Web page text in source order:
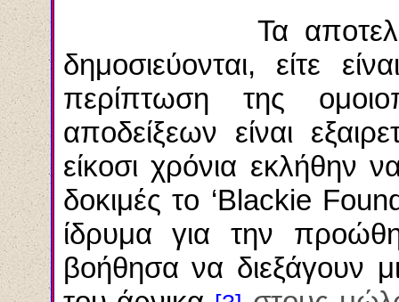
Τα
δημοσιεύονται, είτε
περίπτωση της
αποδείξεων είναι
είκοσι χρόνια εκλήθην
δοκιμές το ‘Blackie
ίδρυμα για την
βοήθησα να διεξάγουν